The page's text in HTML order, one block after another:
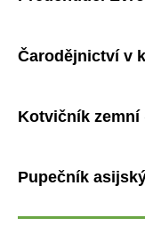
Čarodějnictví v
Kotvičník
Pupečník